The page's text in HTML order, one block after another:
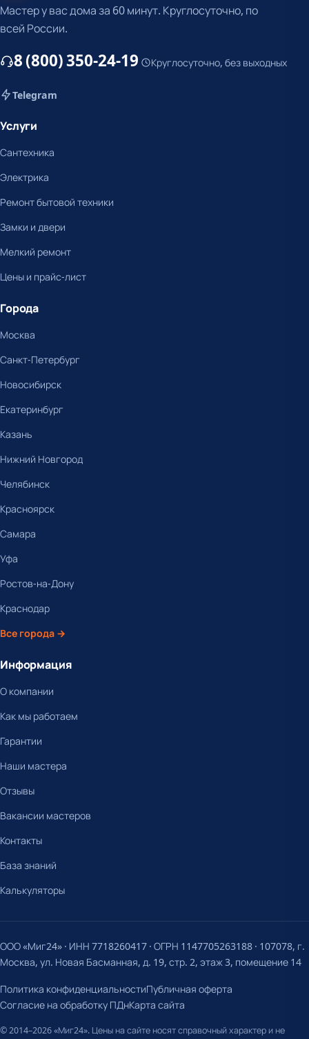
Мастер у вас дома за 60 минут. Круглосуточно, по
всей России.
8 (800) 350-24-19 Круглосуточно, без выходных
Telegram
Услуги
Сантехника
Электрика
Ремонт бытовой техники
Замки и двери
Мелкий ремонт
Цены и прайс-лист
Города
Москва
Санкт-Петербург
Новосибирск
Екатеринбург
Казань
Нижний Новгород
Челябинск
Красноярск
Самара
Уфа
Ростов-на-Дону
Краснодар
Все города →
Информация
О компании
Как мы работаем
Гарантии
Наши мастера
Отзывы
Вакансии мастеров
Контакты
База знаний
Калькуляторы
ООО «Миг24» · ИНН 7718260417 · ОГРН 1147705263188 · 107078, г.
Москва, ул. Новая Басманная, д. 19, стр. 2, этаж 3, помещение 14
Политика конфиденциальностиПубличная оферта
Согласие на обработку ПДнКарта сайта
© 2014–2026 «Миг24». Цены на сайте носят справочный характер и не